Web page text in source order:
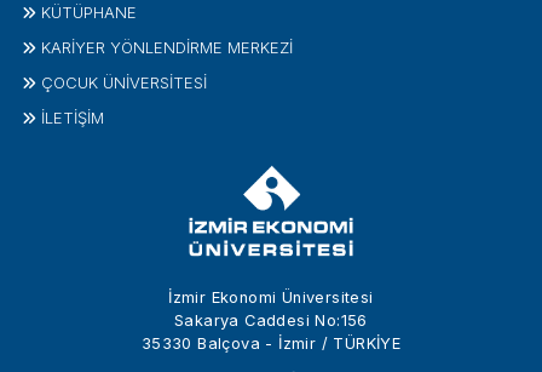
İzmir Ekonomi Üniversitesi
Sakarya Caddesi No:156
35330 Balçova - İzmir / TÜRKİYE
KÜTÜPHANE
KARİYER YÖNLENDİRME MERKEZİ
ÇOCUK ÜNIVERSITESI
İLETIŞIM